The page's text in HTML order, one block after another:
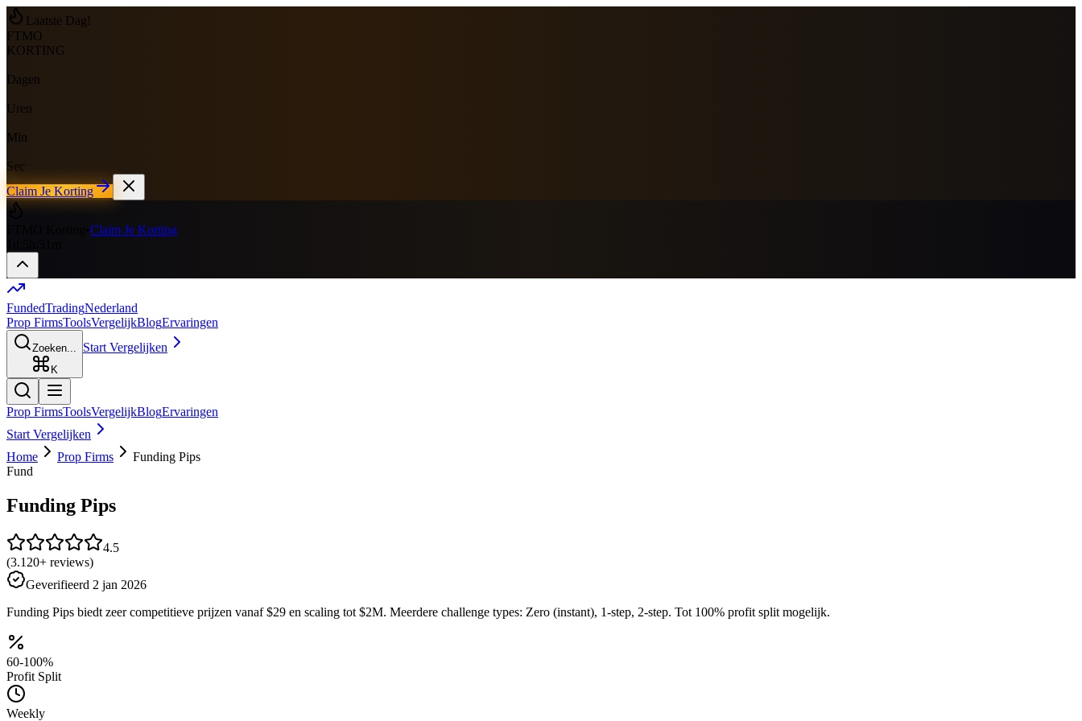
Laatste Dag!
FTMO
KORTING
Dagen
Uren
Min
Sec
Claim Je Korting
Claim Je Korting
FundedTradingNederland
Prop FirmsToolsVergelijkBlogErvaringen
Zoeken...
K
Start Vergelijken
Prop FirmsToolsVergelijkBlogErvaringen
Start Vergelijken
Home
Prop Firms
Funding Pips
Fund
Funding Pips
4.5
(3.120+ reviews)
Geverifieerd 2 jan 2026
Funding Pips biedt zeer competitieve prijzen vanaf $29 en scaling tot $2M. Meerdere challenge types: Zero (instant), 1-step, 2-step. Tot 100% profit split mogelijk.
60-100%
Profit Split
Weekly